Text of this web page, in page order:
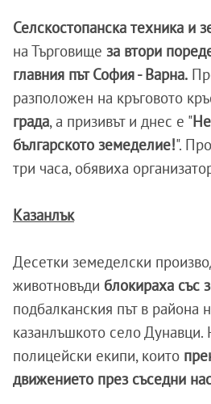
Селскостопанска техника и
на Търговище за втори
главния път София - Варна.
разположен на кръговото
града, а призивът и днес е "
българското земеделие!".
три часа, обявиха
Казанлък
Десетки земеделски
животновъди блокираха със
подбалканския път в района
казанлъшкото село Дунавци.
полицейски екипи, които
движението през съседни